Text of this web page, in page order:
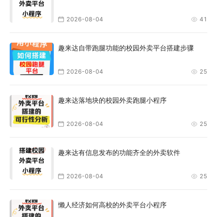
2026-08-04 41
趣来达自带跑腿功能的校园外卖平台搭建步骤
2026-08-04 25
趣来达落地块的校园外卖跑腿小程序
2026-08-04 25
趣来达有信息发布的功能齐全的外卖软件
2026-08-04 25
懒人经济如何高校的外卖平台小程序